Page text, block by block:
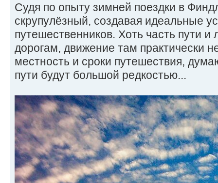
Судя по опыту зимней поездки в
скрупулёзный, создавая идеальные
путешественников. Хоть часть пути
дорогам, движение там практически
местность и сроки путешествия,
пути будут большой редкостью...